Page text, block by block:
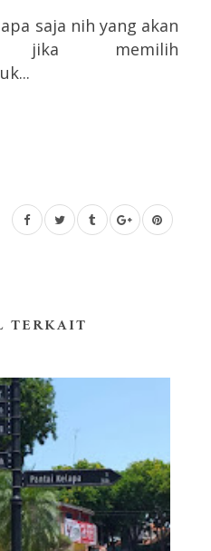
saja nih yang akan
jika memilih
TERKAIT